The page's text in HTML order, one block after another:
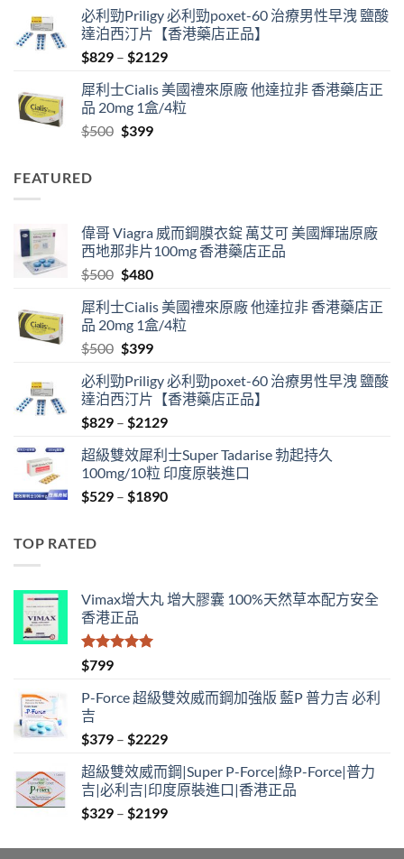
was:
$500.
is:
$480.
必利勁Priligy 必利勁poxet-60 治療男性早洩 鹽酸
達泊西汀片【香港藥店正品】
$829 – $2129Price
$829
through
犀利士Cialis 美國禮來原廠 他達拉非 香港藥店正
品 20mg 1盒/4粒
$500 Original
$399Current
FEATURED
偉哥 Viagra 威而鋼膜衣錠 萬艾可 美國輝瑞原廠
西地那非片100mg 香港藥店正品
$500 Original
was:
$500.
$480Current
is:
$480.
犀利士Cialis 美國禮來原廠 他達拉非 香港藥店正
品 20mg 1盒/4粒
$500 Original
was:
$500.
$399Current
is:
$399.
必利勁Priligy 必利勁poxet-60 治療男性早洩 鹽酸
達泊西汀片【香港藥店正品】
$829 – $2129Price
$829
through
$2129
超級雙效犀利士Super Tadarise 勃起持久
100mg/10粒 印度原裝進口
$529 – $1890Price
TOP RATED
Vimax增大丸 增大膠囊 100%天然草本配方安全
香港正品
評分
滿分 5
$799
P-Force 超級雙效威而鋼加強版 藍P 普力吉 必利
吉
$379 – $2229Price
$379
through
$2229
超級雙效威而鋼|Super P-Force|綠P-Force|普力
吉|必利吉|印度原裝進口|香港正品
$329 – $2199Price
$329